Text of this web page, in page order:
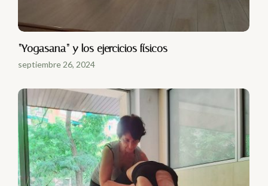
“Yogasana” y los ejercicios físicos
septiembre 26, 2024